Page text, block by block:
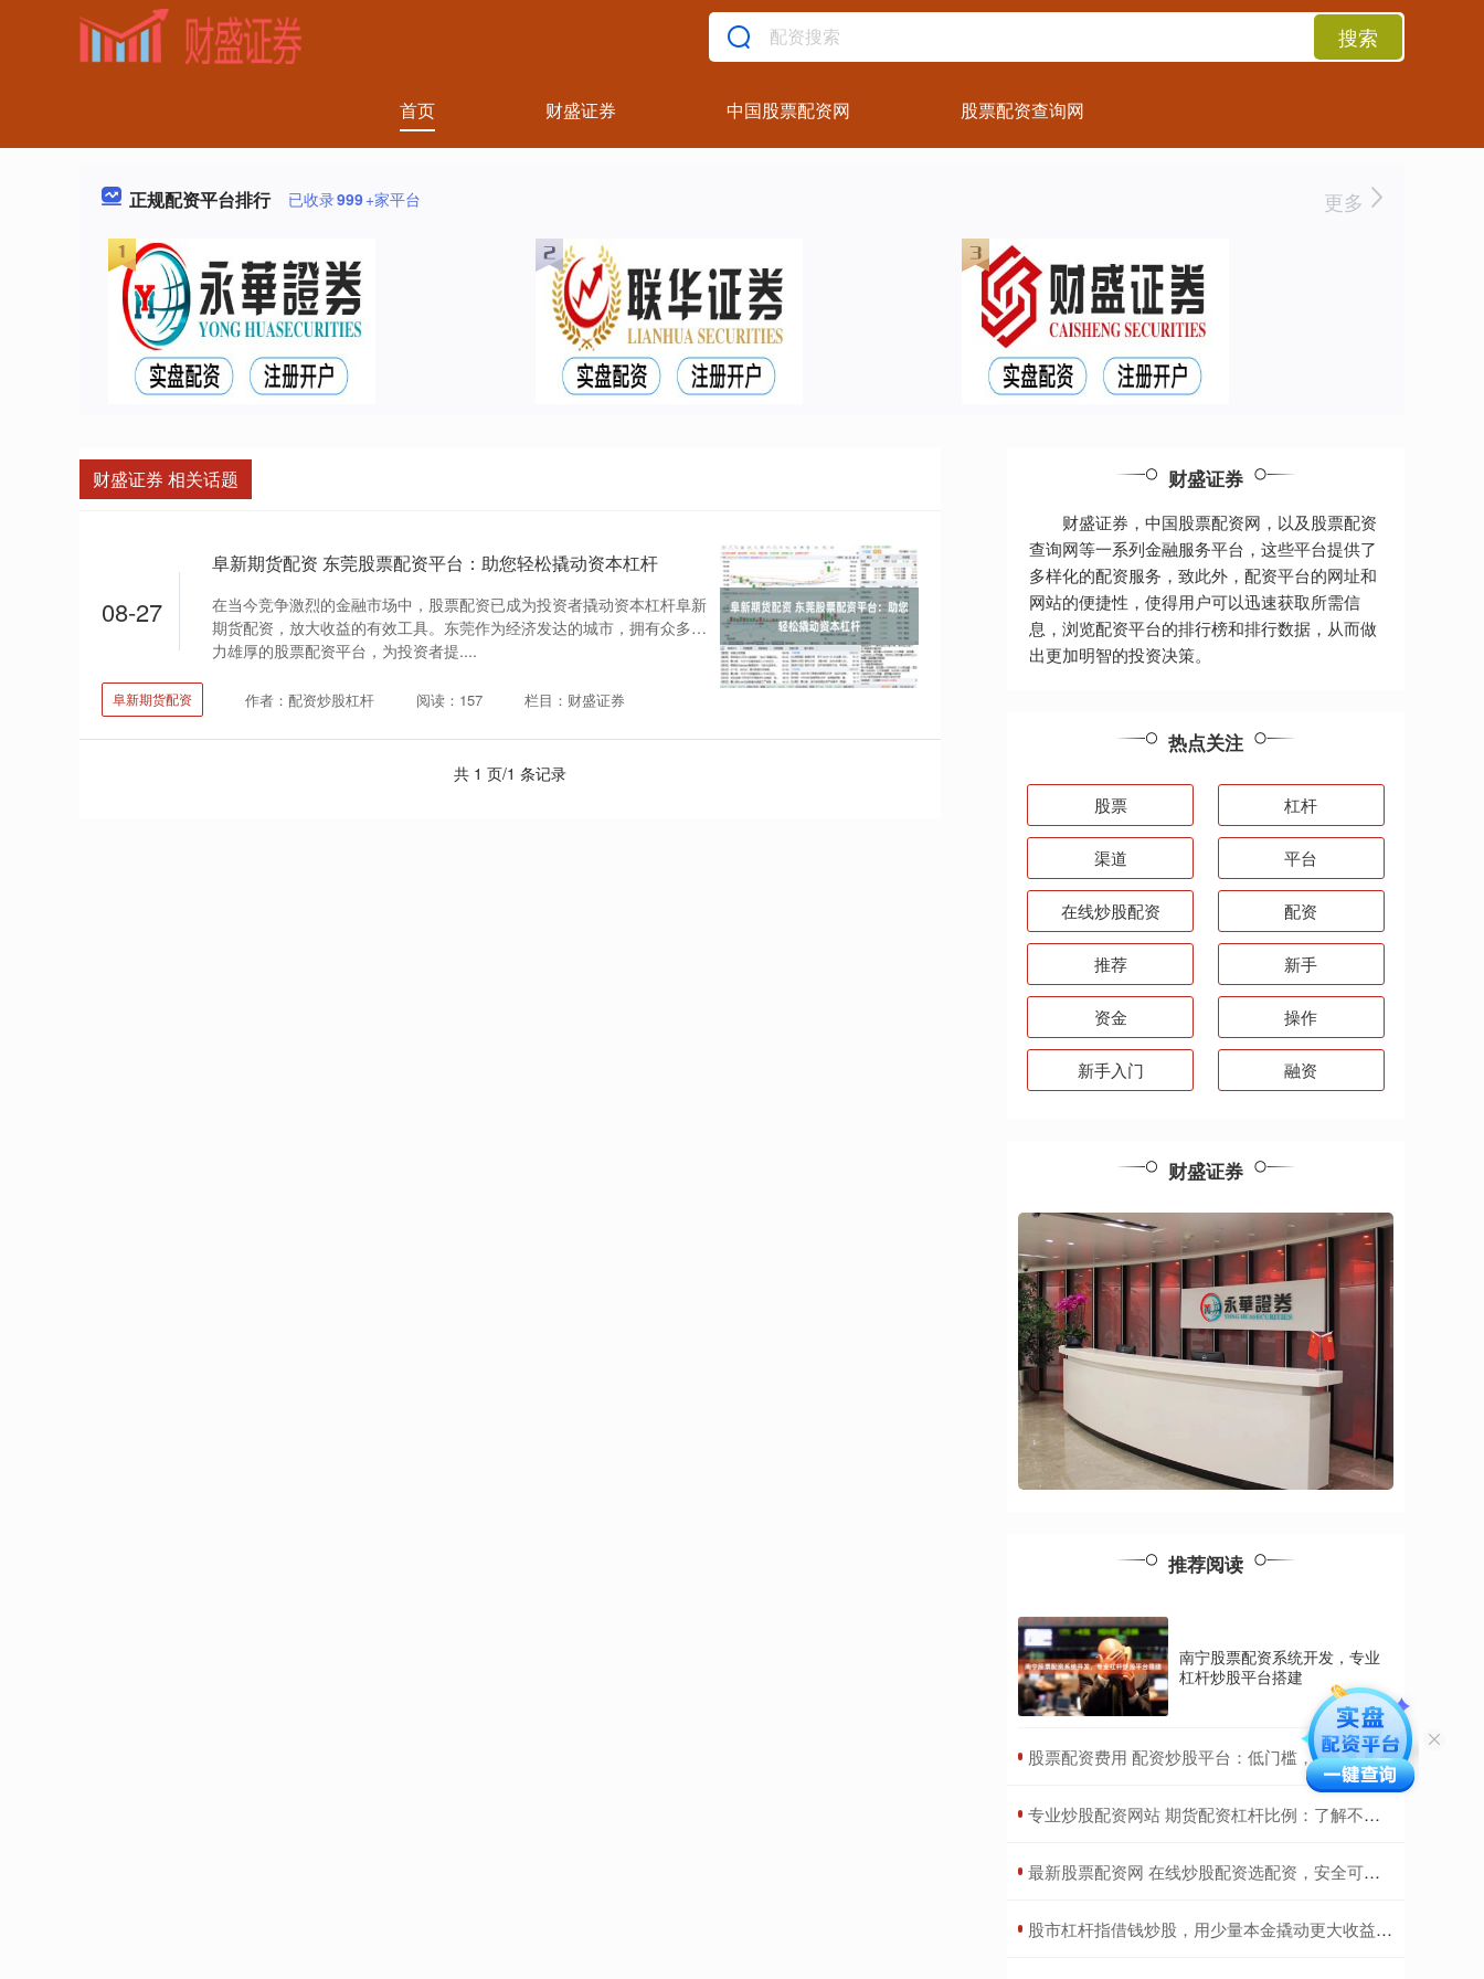
搜索
首页 财盛证券 中国股票配资网 股票配资查询网
正规配资平台排行 已收录999+家平台 更多
财盛证券 相关话题
08-27
阜新期货配资 东莞股票配资平台：助您轻松撬动资本杠杆
在当今竞争激烈的金融市场中，股票配资已成为投资者撬动资本杠杆阜新
期货配资，放大收益的有效工具。东莞作为经济发达的城市，拥有众多实
力雄厚的股票配资平台，为投资者提....
阜新期货配资 作者：配资炒股杠杆 阅读：157 栏目：财盛证券
共 1 页/1 条记录
财盛证券
财盛证券，中国股票配资网，以及股票配资
查询网等一系列金融服务平台，这些平台提供了
多样化的配资服务，致此外，配资平台的网址和
网站的便捷性，使得用户可以迅速获取所需信
息，浏览配资平台的排行榜和排行数据，从而做
出更加明智的投资决策。
热点关注
股票 杠杆
渠道 平台
在线炒股配资 配资
推荐 新手
资金 操作
新手入门 融资
财盛证券
推荐阅读
南宁股票配资系统开发，专业
杠杆炒股平台搭建
​股票配资费用 配资炒股平台：低门槛，高收益，轻松致富
​专业炒股配资网站 期货配资杠杆比例：了解不同配资比例的风险与收益
​最新股票配资网 在线炒股配资选配资，安全可靠，轻松赚钱
​股市杠杆指借钱炒股，用少量本金撬动更大收益，但风险也成倍放大。